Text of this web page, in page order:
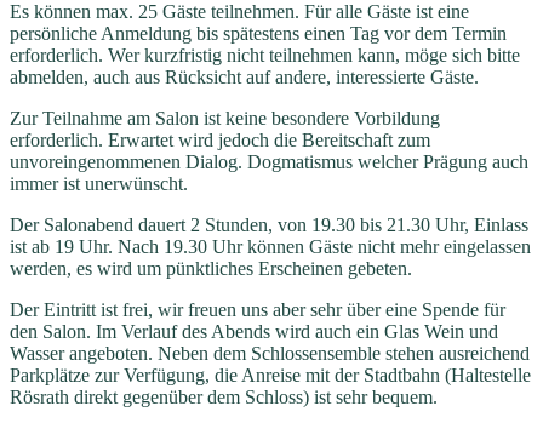
Es können max. 25 Gäste teilnehmen. Für alle Gäste ist eine
persönliche Anmeldung bis spätestens einen Tag vor dem Termin
erforderlich. Wer kurzfristig nicht teilnehmen kann, möge sich bitte
abmelden, auch aus Rücksicht auf andere, interessierte Gäste.
Zur Teilnahme am Salon ist keine besondere Vorbildung
erforderlich. Erwartet wird jedoch die Bereitschaft zum
unvoreingenommenen Dialog. Dogmatismus welcher Prägung auch
immer ist unerwünscht.
Der Salonabend dauert 2 Stunden, von 19.30 bis 21.30 Uhr, Einlass
ist ab 19 Uhr. Nach 19.30 Uhr können Gäste nicht mehr eingelassen
werden, es wird um pünktliches Erscheinen gebeten.
Der Eintritt ist frei, wir freuen uns aber sehr über eine Spende für
den Salon. Im Verlauf des Abends wird auch ein Glas Wein und
Wasser angeboten. Neben dem Schlossensemble stehen ausreichend
Parkplätze zur Verfügung, die Anreise mit der Stadtbahn (Haltestelle
Rösrath direkt gegenüber dem Schloss) ist sehr bequem.